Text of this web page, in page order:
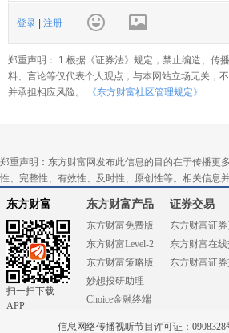
登录 注册
郑重声明： 1.根据《证券法》规定，禁止编造、传
料、言论等仅代表个人观点，与本网站立场无关，
并承担相应风险。
《东方财富社区管理规定》
郑重声明：东方财富网发布此信息的目的在于传播更
性、完整性、有效性、及时性、原创性等。相关信息
东方财富
扫一扫下载
APP
东方财富产品
东方财富免费版
东方财富Level-2
东方财富策略版
妙想投研助理
Choice金融终端
证券交易
东方财富证券
东方财富在线
东方财富证券
信息网络传播视听节目许可证：